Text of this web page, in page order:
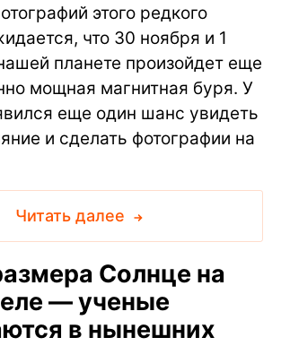
этого редкого
что 30 ноября и 1
планете произойдет еще
мощная магнитная буря. У
еще один шанс увидеть
и сделать фотографии на
Читать далее
Солнце на
— ученые
в нынешних